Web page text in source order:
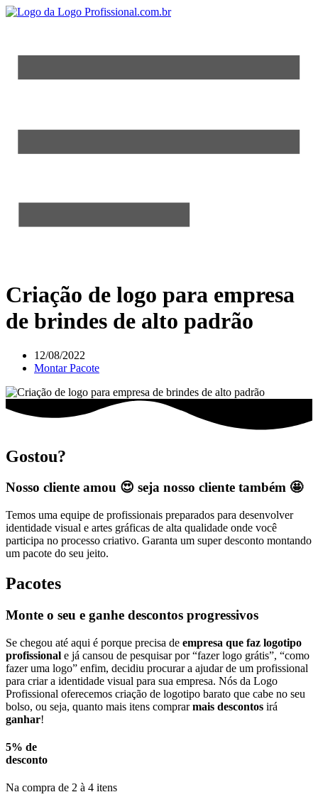
Criação de logo para empresa
de brindes de alto padrão
12/08/2022
Montar Pacote
Gostou?
Nosso cliente amou 😍 seja nosso cliente também 🤩
Temos uma equipe de profissionais preparados para desenvolver
identidade visual e artes gráficas de alta qualidade onde você
participa no processo criativo. Garanta um super desconto montando
um pacote do seu jeito.
Pacotes
Monte o seu e ganhe descontos progressivos
Se chegou até aqui é porque precisa de empresa que faz logotipo
profissional e já cansou de pesquisar por “fazer logo grátis”, “como
fazer uma logo” enfim, decidiu procurar a ajudar de um profissional
para criar a identidade visual para sua empresa. Nós da Logo
Profissional oferecemos criação de logotipo barato que cabe no seu
bolso, ou seja, quanto mais itens comprarmais descontos irá
ganhar!
5% de
desconto
Na compra de 2 à 4 itens